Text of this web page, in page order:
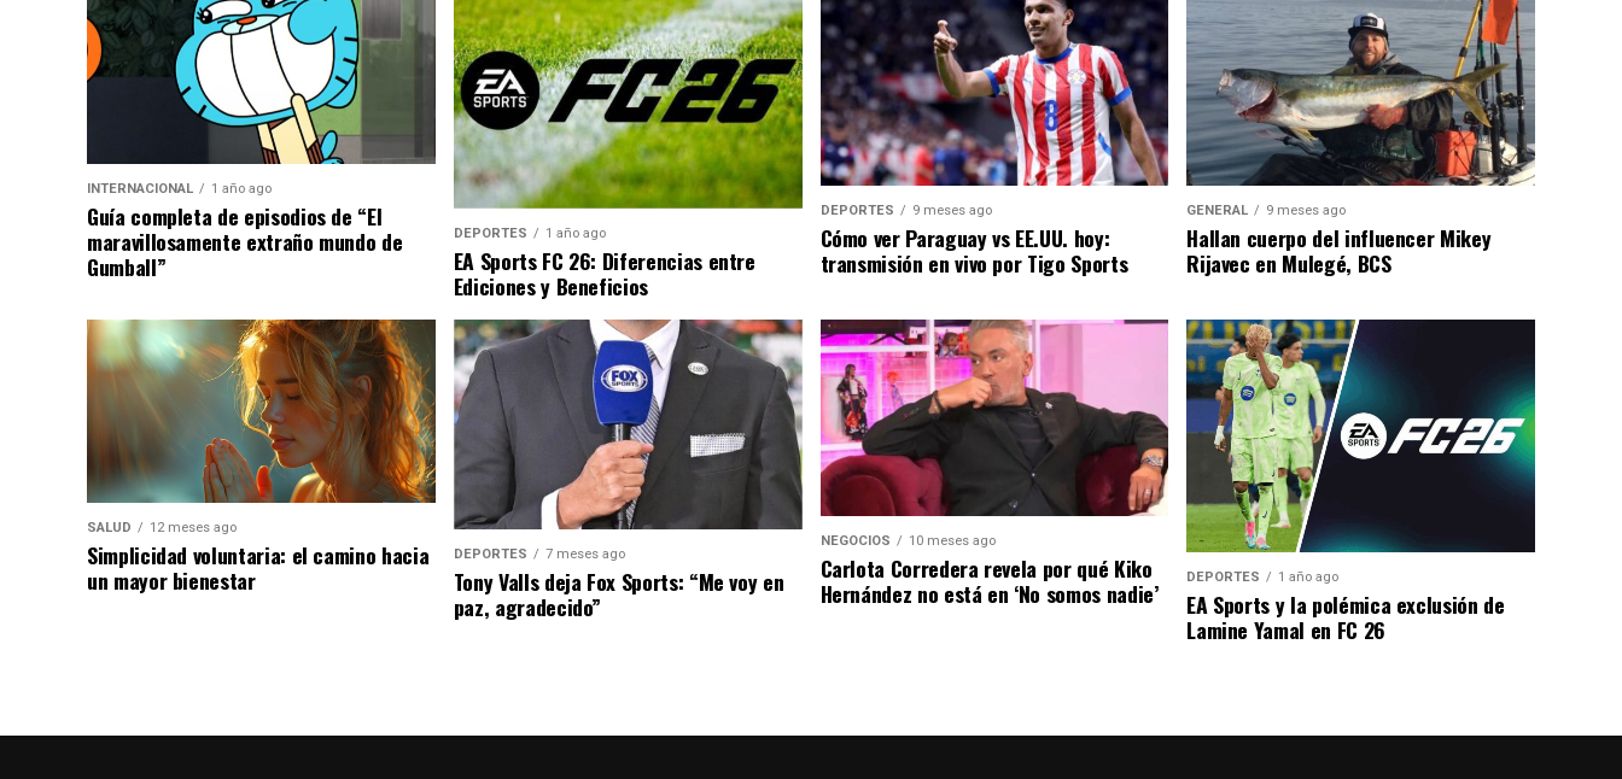
INTERNACIONAL 1 año ago
Guía completa de episodios de “El
maravillosamente extraño mundo de
Gumball”
DEPORTES 1 año ago
EA Sports FC 26: Diferencias entre
Ediciones y Beneficios
DEPORTES 9 meses ago
Cómo ver Paraguay vs EE.UU. hoy:
transmisión en vivo por Tigo Sports
GENERAL 9 meses ago
Hallan cuerpo del influencer Mikey
Rijavec en Mulegé, BCS
SALUD 12 meses ago
Simplicidad voluntaria: el camino hacia
un mayor bienestar
DEPORTES 7 meses ago
Tony Valls deja Fox Sports: “Me voy en
paz, agradecido”
NEGOCIOS 10 meses ago
Carlota Corredera revela por qué Kiko
Hernández no está en ‘No somos nadie’
DEPORTES 1 año ago
EA Sports y la polémica exclusión de
Lamine Yamal en FC 26